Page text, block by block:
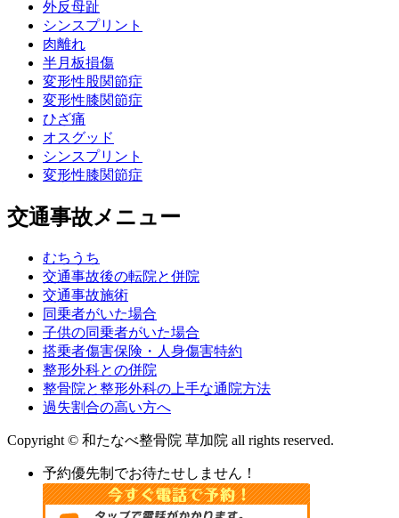
外反母趾
シンスプリント
肉離れ
半月板損傷
変形性股関節症
変形性膝関節症
ひざ痛
オスグッド
シンスプリント
変形性膝関節症
交通事故メニュー
むちうち
交通事故後の転院と併院
交通事故施術
同乗者がいた場合
子供の同乗者がいた場合
搭乗者傷害保険・人身傷害特約
整形外科との併院
整骨院と整形外科の上手な通院方法
過失割合の高い方へ
Copyright © 和たなべ整骨院 草加院 all rights reserved.
予約優先制でお待たせしません！